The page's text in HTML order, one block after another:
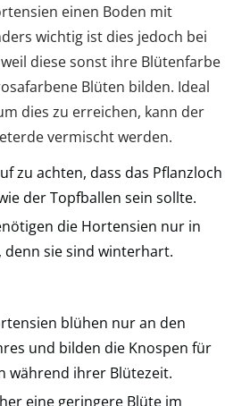
einen Boden mit
wichtig ist dies jedoch bei
diese sonst ihre Blütenfarbe
Blüten bilden. Ideal
dies zu erreichen, kann der
vermischt werden.
zu achten, dass das Pflanzloch
der Topfballen sein sollte.
die Hortensien nur in
denn sie sind winterhart.
blühen nur an den
und bilden die Knospen für
während ihrer Blütezeit.
eine geringere Blüte im